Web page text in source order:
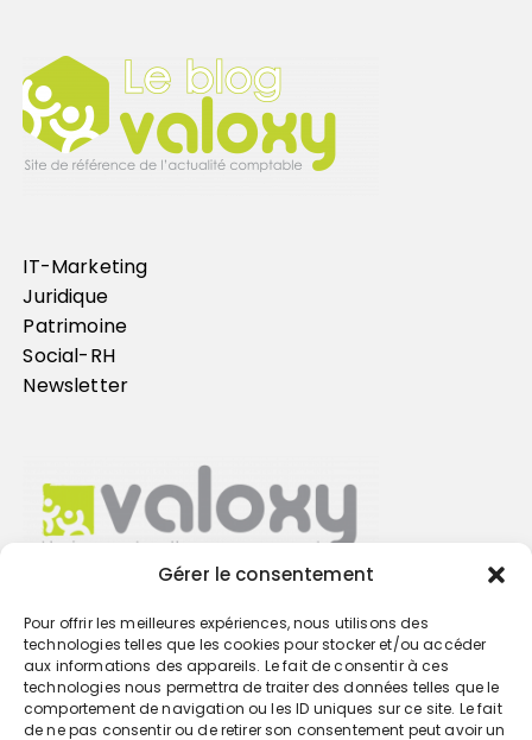
Gérer le consentement
Pour offrir les meilleures expériences, nous utilisons des
technologies telles que les cookies pour stocker et/ou accéder
aux informations des appareils. Le fait de consentir à ces
technologies nous permettra de traiter des données telles que le
comportement de navigation ou les ID uniques sur ce site. Le fait
de ne pas consentir ou de retirer son consentement peut avoir un
IT-Marketing
Juridique
Patrimoine
Social-RH
Newsletter
Trouvez votre cabinet
GO